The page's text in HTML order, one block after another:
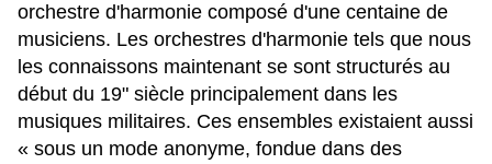
orchestre d'harmonie composé d'une centaine de
musiciens. Les orchestres d'harmonie tels que nous
les connaissons maintenant se sont structurés au
début du 19" siècle principalement dans les
musiques militaires. Ces ensembles existaient aussi
« sous un mode anonyme, fondue dans des